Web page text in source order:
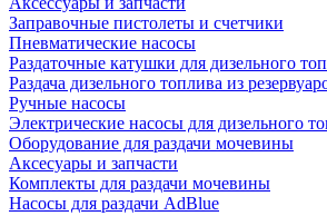
Заправочные пистолеты и счетчики
Пневматические насосы
Раздаточные катушки для дизельного
Раздача дизельного топлива из
Ручные насосы
Электрические насосы для дизельного
Оборудование для раздачи мочевины
Аксесуары и запчасти
Комплекты для раздачи мочевины
Насосы для раздачи AdBlue